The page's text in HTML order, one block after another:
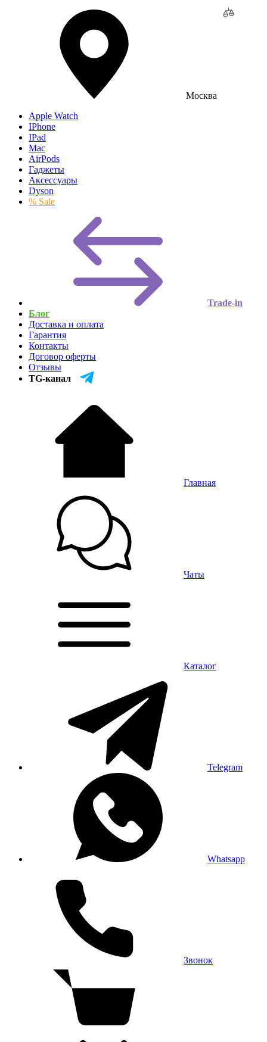
Москва
Apple Watch
IPhone
IPad
Mac
AirPods
Гаджеты
Аксессуары
Dyson
% Sale
Trade-in
Блог
Доставка и оплата
Гарантия
Контакты
Договор оферты
Отзывы
TG-канал
Главная
Чаты
Каталог
Telegram
Whatsapp
Звонок